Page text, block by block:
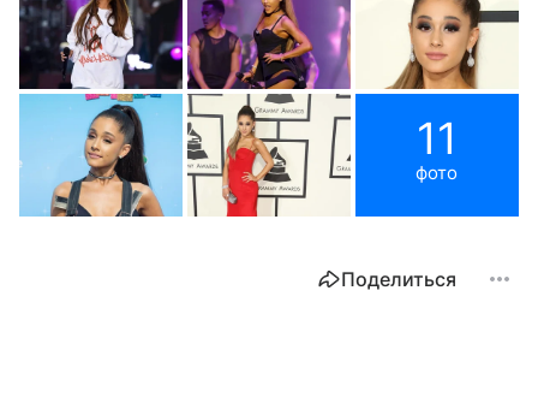
11
фото
Поделиться